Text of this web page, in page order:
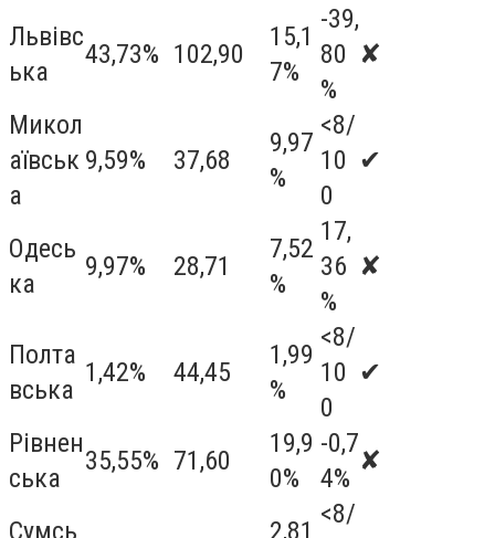
Львівс
ька
43,73% 102,90
15,1
7%
-39,
80
%
✘
Микол
аївськ
а
9,59% 37,68
9,97
%
<8/
10
0
✔
Одесь
ка
9,97% 28,71
7,52
%
17,
36
%
✘
Полта
вська
1,42% 44,45
1,99
%
<8/
10
0
✔
Рівнен
ська
35,55% 71,60
19,9
0%
-0,7
4%
✘
Сумсь 2,81
<8/